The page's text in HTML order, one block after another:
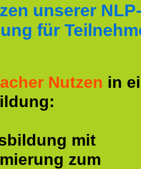
unserer
für
Nutzen in
mit
zum